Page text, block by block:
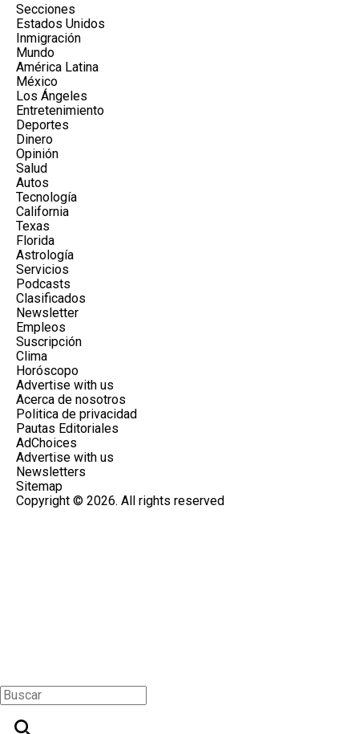
Secciones
Estados Unidos
Inmigración
Mundo
América Latina
México
Los Ángeles
Entretenimiento
Deportes
Dinero
Opinión
Salud
Autos
Tecnología
California
Texas
Florida
Astrología
Servicios
Podcasts
Clasificados
Newsletter
Empleos
Suscripción
Clima
Horóscopo
Advertise with us
Acerca de nosotros
Politica de privacidad
Pautas Editoriales
AdChoices
Advertise with us
Newsletters
Sitemap
Copyright © 2026. All rights reserved